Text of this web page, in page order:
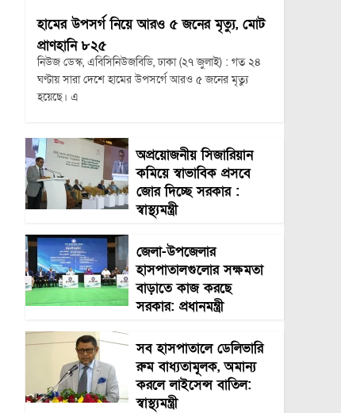
হামের উপসর্গ নিয়ে আরও ৫ জনের মৃত্যু, মোট
প্রাণহানি ৮২৫
নিউজ ডেস্ক, এবিসিনিউজবিডি, ঢাকা (২৭ জুলাই) : গত ২৪
ঘণ্টায় সারা দেশে হামের উপসর্গে আরও ৫ জনের মৃত্যু
হয়েছে। এ
অপ্রয়োজনীয় সিজারিয়ান
কমিয়ে স্বাভাবিক প্রসবে
জোর দিচ্ছে সরকার :
স্বাস্থ্যমন্ত্রী
জেলা-উপজেলার
হাসপাতালগুলোর সক্ষমতা
বাড়াতে কাজ করছে
সরকার: প্রধানমন্ত্রী
সব হাসপাতালে ডেলিভারি
রুম বাধ্যতামূলক, অমান্য
করলে লাইসেন্স বাতিল:
স্বাস্থ্যমন্ত্রী